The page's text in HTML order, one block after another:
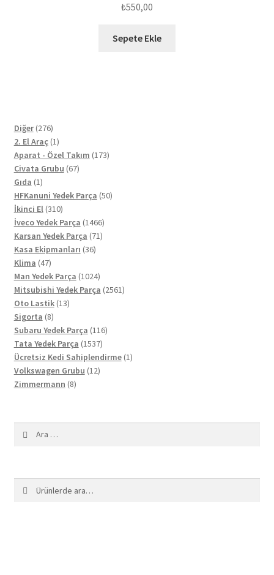
₺550,00
Sepete Ekle
Diğer 276276
ürün
2. El Araç 11
ürün
Aparat - Özel Takım 173173
Civata Grubu 6767
Gıda 11
ürün
HFKanuni Yedek Parça 5050
İkinci El 310310
ürün
İveco Yedek Parça 14661466
ürün
Karsan Yedek Parça 7171
Kasa Ekipmanları 3636
Klima 4747
ürün
Man Yedek Parça 10241024
ürün
Mitsubishi Yedek Parça 25612561
Oto Lastik 1313
Sigorta 88
ürün
Subaru Yedek Parça 116116
Tata Yedek Parça 15371537
ürün
Ücretsiz Kedi Sahiplendirme 11
Volkswagen Grubu 1212
Zimmermann 88